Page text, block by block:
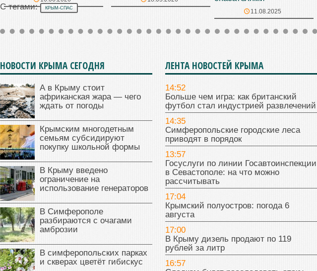
11.08.2025
С тегами: КРЫМ-СПАС
НОВОСТИ КРЫМА СЕГОДНЯ
А в Крыму стоит
африканская жара — чего
ждать от погоды
Крымским многодетным
семьям субсидируют
покупку школьной формы
В Крыму введено
ограничение на
использование генераторов
В Симферополе
разбираются с очагами
амброзии
В симферопольских парках
и скверах цветёт гибискус
ЛЕНТА НОВОСТЕЙ КРЫМА
14:52
Больше чем игра: как британский
футбол стал индустрией развлечений
14:35
Симферопольские городские леса
приводят в порядок
13:57
Госуслуги по линии Госавтоинспекции
в Севастополе: на что можно
рассчитывать
17:04
Крымский полуостров: погода 6
августа
17:00
В Крыму дизель продают по 119
рублей за литр
16:57